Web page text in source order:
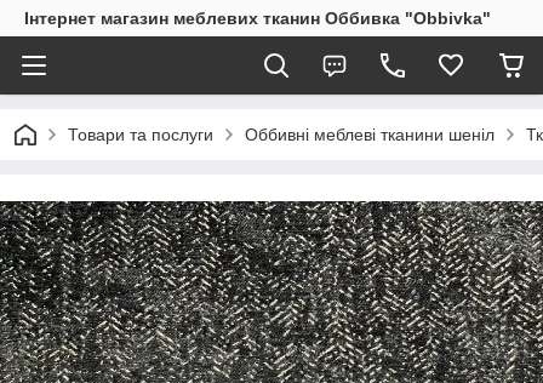
Інтернет магазин меблевих тканин Оббивка "Obbivka"
Товари та послуги Оббивні меблеві тканини шеніл